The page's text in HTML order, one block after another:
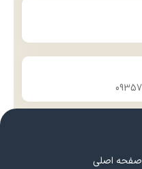
صفحه اصلی